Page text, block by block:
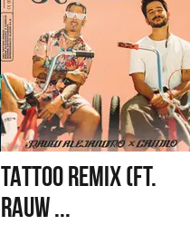
TATTOO REMIX (FT.
RAUW ...